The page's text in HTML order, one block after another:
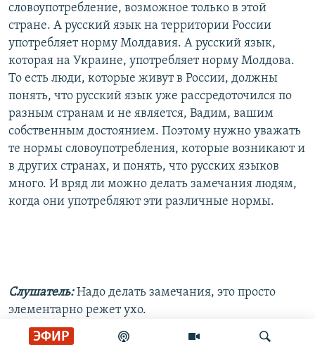
ЭФИР
словоупотребление, возможное только в этой
стране. А русский язык на территории России
употребляет норму Молдавия. А русский язык,
которая на Украине, употребляет норму Молдова.
То есть люди, которые живут в России, должны
понять, что русский язык уже рассредоточился по
разным странам и не является, Вадим, вашим
собственным достоянием. Поэтому нужно уважать
те нормы словоупотребления, которые возникают и
в других странах, и понять, что русских языков
много. И вряд ли можно делать замечания людям,
когда они употребляют эти различные нормы.
Слушатель: Надо делать замечания, это просто
элементарно режет ухо.